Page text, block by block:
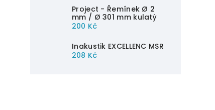
Project - Řemínek Ø 2
mm / Ø 301 mm kulatý
200 Kč
Inakustik EXCELLENC MSR
208 Kč